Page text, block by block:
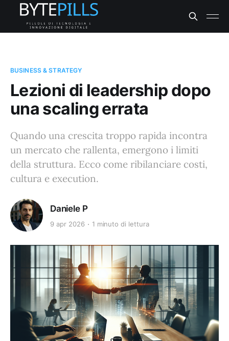
BUSINESS & STRATEGY
Lezioni di leadership dopo
una scaling errata
Quando una crescita troppo rapida incontra
un mercato che rallenta, emergono i limiti
della struttura. Ecco come ribilanciare costi,
cultura e execution.
Daniele P
9 apr 2026 1 minuto di lettura